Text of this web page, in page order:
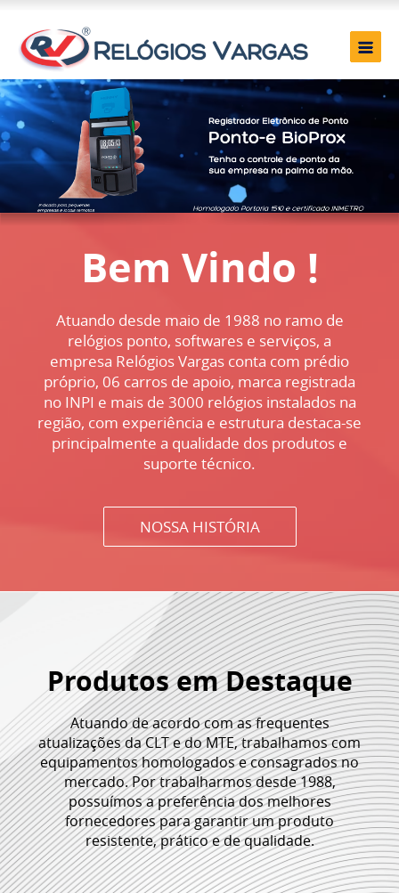
Bem Vindo !
Atuando desde maio de 1988 no ramo de
relógios ponto, softwares e serviços, a
empresa Relógios Vargas conta com prédio
próprio, 06 carros de apoio, marca registrada
no INPI e mais de 3000 relógios instalados na
região, com experiência e estrutura destaca-se
principalmente a qualidade dos produtos e
suporte técnico.
NOSSA HISTÓRIA
Produtos em Destaque
Atuando de acordo com as frequentes
atualizações da CLT e do MTE, trabalhamos com
equipamentos homologados e consagrados no
mercado. Por trabalharmos desde 1988,
possuímos a preferência dos melhores
fornecedores para garantir um produto
resistente, prático e de qualidade.